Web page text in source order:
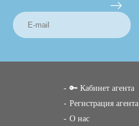
🔑 Кабинет агента
Регистрация агента
О нас